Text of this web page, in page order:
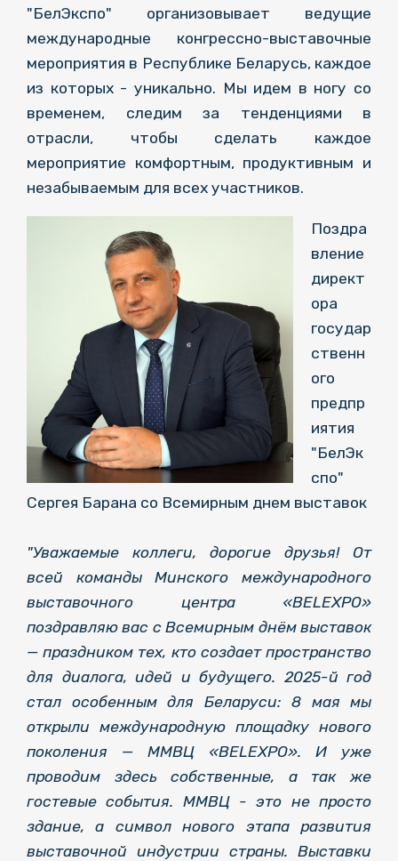
"БелЭкспо" организовывает ведущие
международные конгрессно-выставочные
мероприятия в Республике Беларусь, каждое
из которых - уникально. Мы идем в ногу со
временем, следим за тенденциями в
отрасли, чтобы сделать каждое
мероприятие комфортным, продуктивным и
незабываемым для всех участников.
Поздра
вление
директ
ора
государ
ственн
ого
предпр
иятия
"БелЭк
спо"
Сергея Барана со Всемирным днем выставок
"Уважаемые коллеги, дорогие друзья! От
всей команды Минского международного
выставочного центра «BELEXPO»
поздравляю вас с Всемирным днём выставок
— праздником тех, кто создает пространство
для диалога, идей и будущего. 2025-й год
стал особенным для Беларуси: 8 мая мы
открыли международную площадку нового
поколения — ММВЦ «BELEXPO». И уже
проводим здесь собственные, а так же
гостевые события. ММВЦ - это не просто
здание, а символ нового этапа развития
выставочной индустрии страны. Выставки